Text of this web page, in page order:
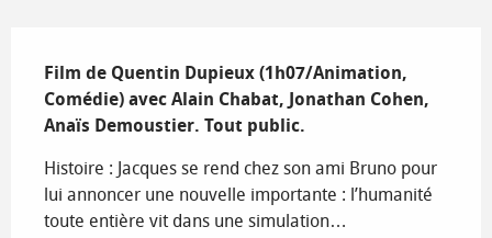
Film de Quentin Dupieux (1h07/Animation,
Comédie) avec Alain Chabat, Jonathan Cohen,
Anaïs Demoustier. Tout public.
Histoire : Jacques se rend chez son ami Bruno pour
lui annoncer une nouvelle importante : l’humanité
toute entière vit dans une simulation…